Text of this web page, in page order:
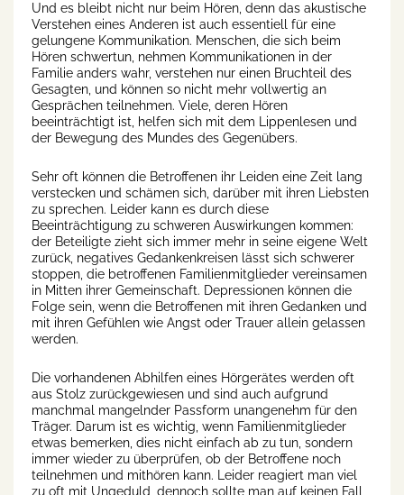
Und es bleibt nicht nur beim Hören, denn das akustische
Verstehen eines Anderen ist auch essentiell für eine
gelungene Kommunikation. Menschen, die sich beim
Hören schwertun, nehmen Kommunikationen in der
Familie anders wahr, verstehen nur einen Bruchteil des
Gesagten, und können so nicht mehr vollwertig an
Gesprächen teilnehmen. Viele, deren Hören
beeinträchtigt ist, helfen sich mit dem Lippenlesen und
der Bewegung des Mundes des Gegenübers.
Sehr oft können die Betroffenen ihr Leiden eine Zeit lang
verstecken und schämen sich, darüber mit ihren Liebsten
zu sprechen. Leider kann es durch diese
Beeinträchtigung zu schweren Auswirkungen kommen:
der Beteiligte zieht sich immer mehr in seine eigene Welt
zurück, negatives Gedankenkreisen lässt sich schwerer
stoppen, die betroffenen Familienmitglieder vereinsamen
in Mitten ihrer Gemeinschaft. Depressionen können die
Folge sein, wenn die Betroffenen mit ihren Gedanken und
mit ihren Gefühlen wie Angst oder Trauer allein gelassen
werden.
Die vorhandenen Abhilfen eines Hörgerätes werden oft
aus Stolz zurückgewiesen und sind auch aufgrund
manchmal mangelnder Passform unangenehm für den
Träger. Darum ist es wichtig, wenn Familienmitglieder
etwas bemerken, dies nicht einfach ab zu tun, sondern
immer wieder zu überprüfen, ob der Betroffene noch
teilnehmen und mithören kann. Leider reagiert man viel
zu oft mit Ungeduld, dennoch sollte man auf keinen Fall